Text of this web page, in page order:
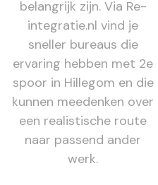
belangrijk zijn. Via Re-
integratie.nl vind je
sneller bureaus die
ervaring hebben met 2e
spoor in Hillegom en die
kunnen meedenken over
een realistische route
naar passend ander
werk.